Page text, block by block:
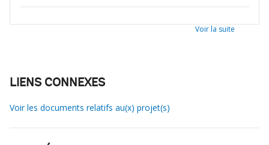
Voir la suite
LIENS CONNEXES
Voir les documents relatifs au(x) projet(s)